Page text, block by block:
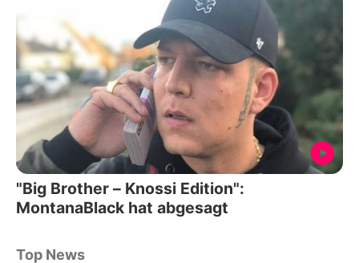
"Big Brother – Knossi Edition":
MontanaBlack hat abgesagt
Top News